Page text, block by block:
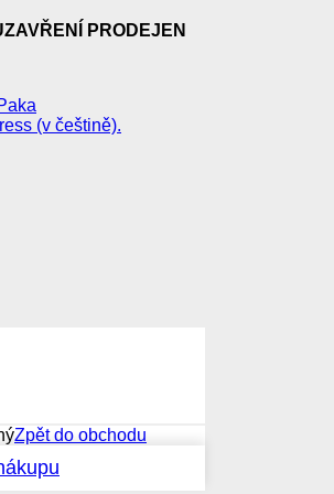
PRODEJEN
(v češtině).
Zpět do obchodu